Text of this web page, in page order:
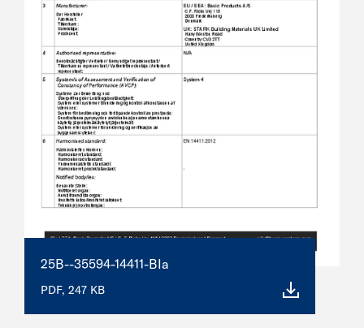
25B--35594-14411-BIa
PDF, 247 KB